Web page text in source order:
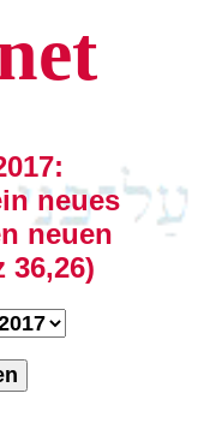
neues
neuen
36,26)